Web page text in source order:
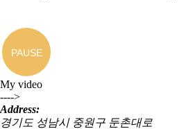
PAUSE
My video
---->
Address:
경기도 성남시 중원구 둔촌대로